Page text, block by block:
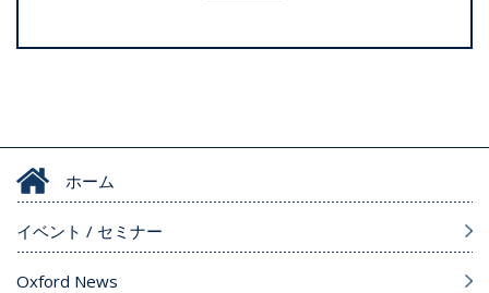
ホーム
イベント / セミナー
Oxford News